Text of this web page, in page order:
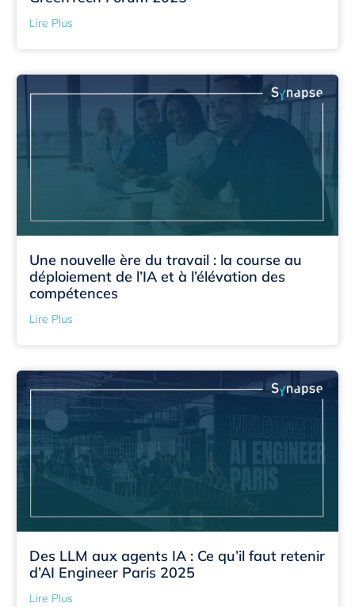
Lire Plus
Une nouvelle ère du travail : la course au
déploiement de l’IA et à l’élévation des
compétences
Lire Plus
Des LLM aux agents IA : Ce qu’il faut retenir
d’AI Engineer Paris 2025
Lire Plus